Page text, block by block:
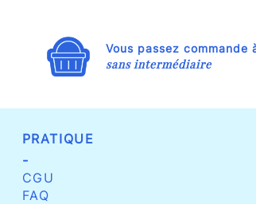
Vous passez commande
sans intermédiaire
PRATIQUE
-
CGU
FAQ